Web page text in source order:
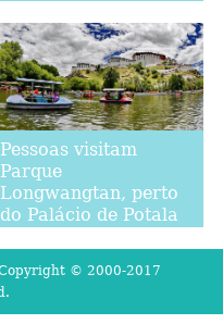
Pessoas visitam
Parque
Longwangtan, perto
do Palácio de Potala
© 2000-2017